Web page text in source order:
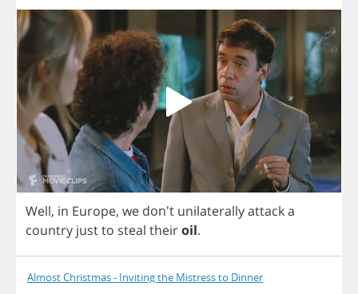
Well, in Europe, we don't unilaterallyattacka
country justto steal theiroil.
Almost Christmas - Inviting the Mistress to Dinner